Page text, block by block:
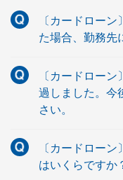
〔カードロー
た場合、勤務先
〔カードロー
過しました。今
さい。
〔カードロー
はいくらですか